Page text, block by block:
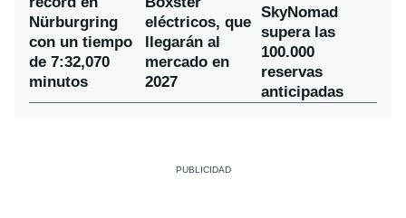
Nürburgring
con un tiempo
de 7:32,070
minutos
eléctricos, que
llegarán al
mercado en
2027
SkyNomad
supera las
100.000
reservas
anticipadas